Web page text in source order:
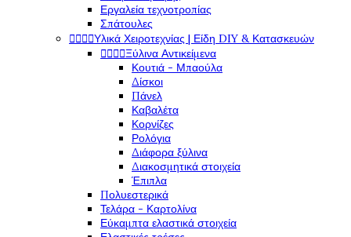
Εργαλεία τεχνοτροπίας
Σπάτουλες
Υλικά Χειροτεχνίας | Είδη DIY & Κατασκευών
Ξύλινα Αντικείμενα
Κουτιά - Μπαούλα
Δίσκοι
Πάνελ
Καβαλέτα
Κορνίζες
Ρολόγια
Διάφορα ξύλινα
Διακοσμητικά στοιχεία
Έπιπλα
Πολυεστερικά
Τελάρα - Καρτολίνα
Εύκαμπτα ελαστικά στοιχεία